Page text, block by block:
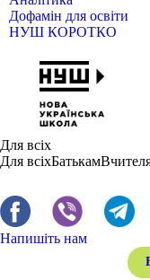
Дофамін для освіти
НУШ КОРОТКО
Для всіх
Для всіхБатькам
Напишіть нам